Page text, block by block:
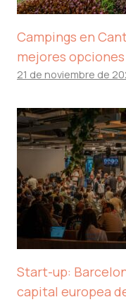
Campings en
mejores opciones
21 de noviembre de
Start-up:
capital europea